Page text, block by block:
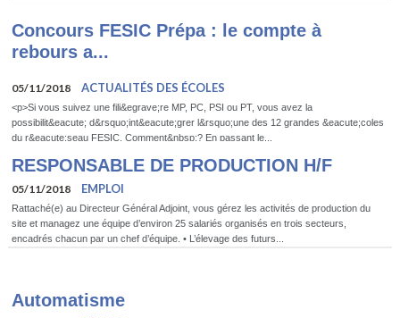
Concours FESIC Prépa : le compte à
rebours a...
05/11/2018 ACTUALITÉS DES ÉCOLES
<p>Si vous suivez une fili&egrave;re MP, PC, PSI ou PT, vous avez la
possibilit&eacute; d&rsquo;int&eacute;grer l&rsquo;une des 12 grandes &eacute;coles
du r&eacute;seau FESIC. Comment&nbsp;? En passant le...
RESPONSABLE DE PRODUCTION H/F
05/11/2018 EMPLOI
Rattaché(e) au Directeur Général Adjoint, vous gérez les activités de production du
site et managez une équipe d’environ 25 salariés organisés en trois secteurs,
encadrés chacun par un chef d’équipe. • L’élevage des futurs...
Automatisme